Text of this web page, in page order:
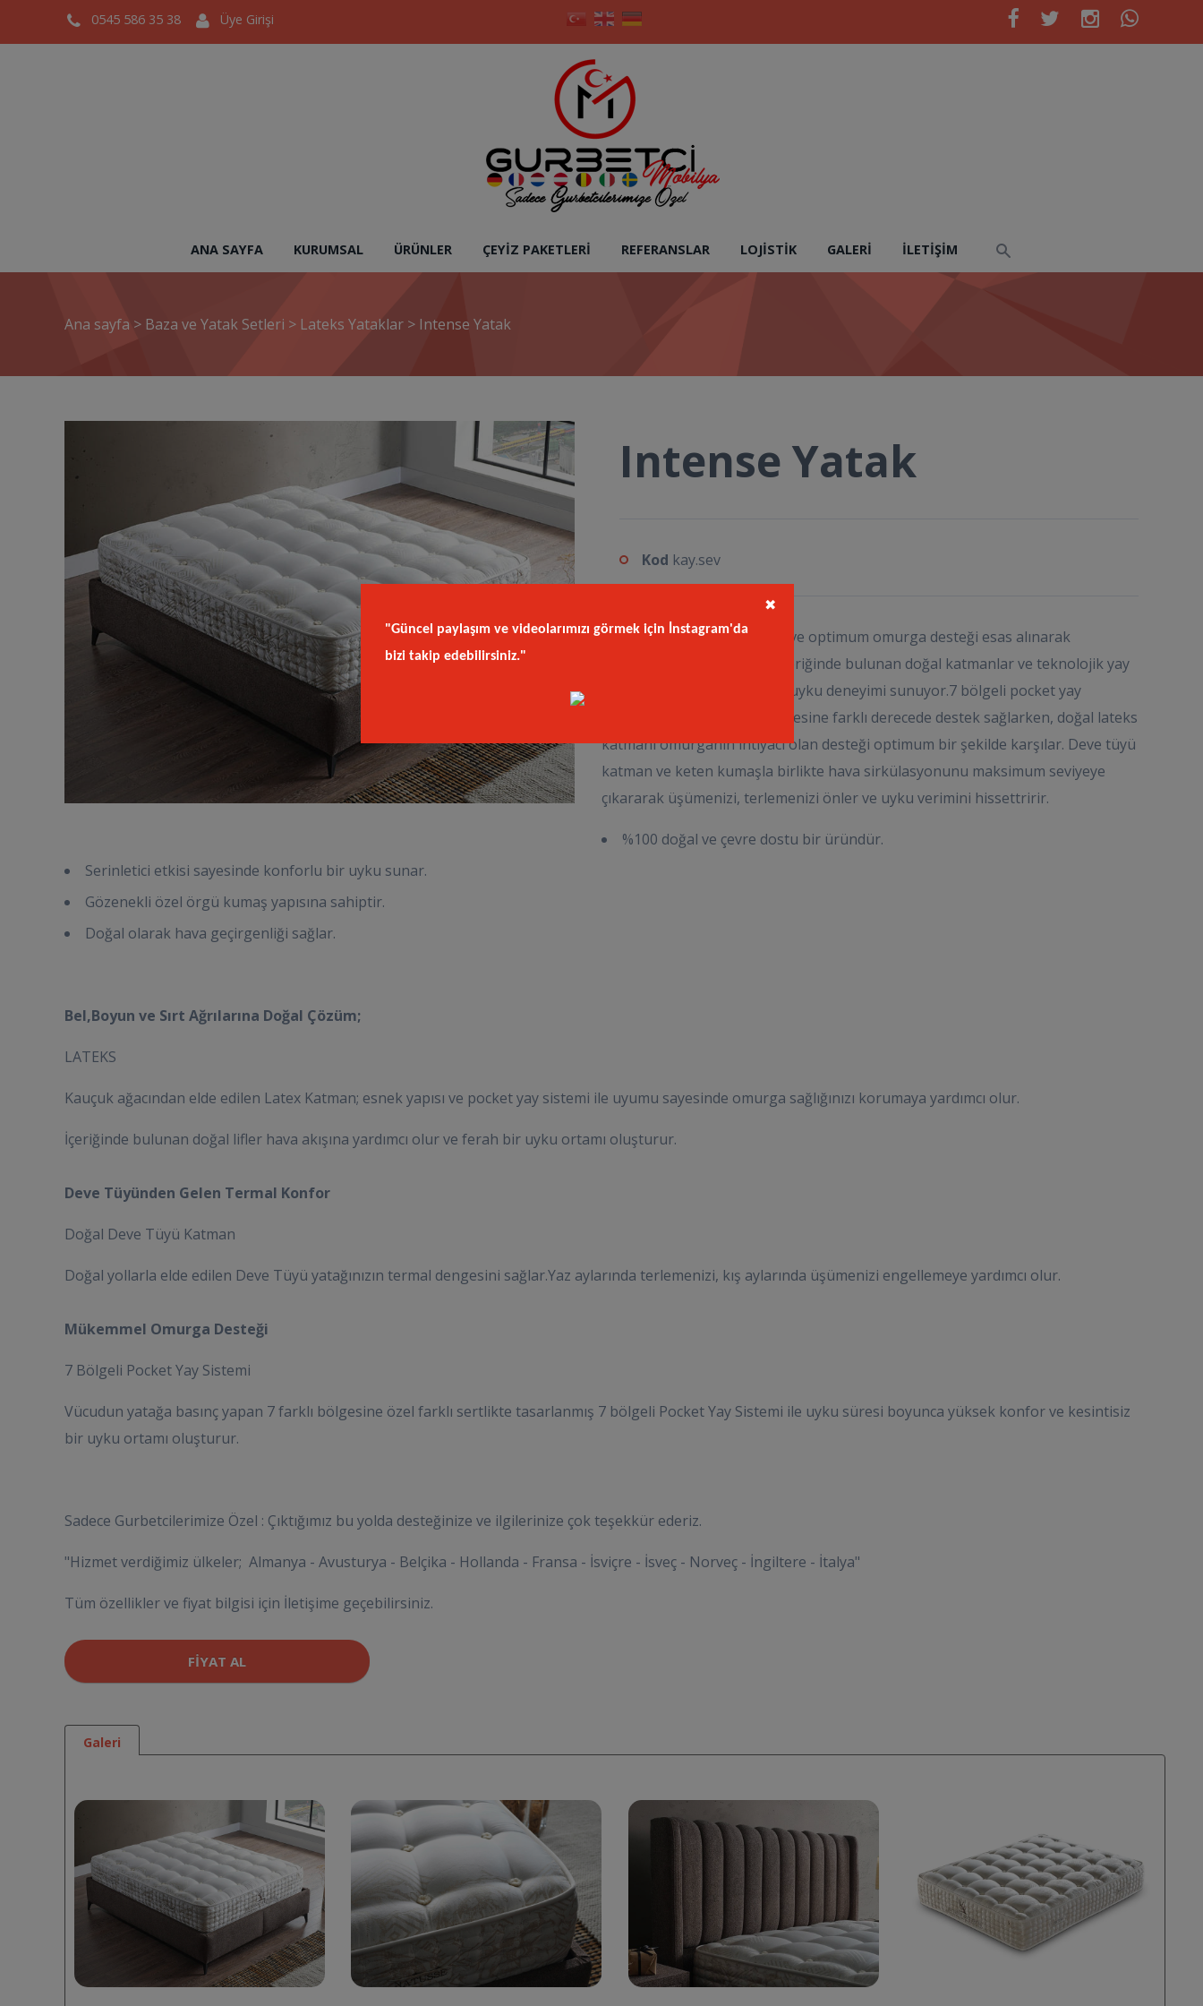
0545 586 35 38 Üye Girişi
ANA SAYFA KURUMSAL ÜRÜNLER ÇEYIZ PAKETLERI REFERANSLAR LOJISTIK GALERI İLETIŞIM
Ana sayfa > Baza ve Yatak Setleri > Lateks Yataklar > Intense Yatak
Intense Yatak
Kod kay.sev
Temelde hava sirkülasyonu ve optimum omurga desteği esas alınarak
tasarlanan Intense Yatak, içeriğinde bulunan doğal katmanlar ve teknolojik yay
sistemleriyle mükemmel bir uyku deneyimi sunuyor.7 bölgeli pocket yay
teknolojisi vücudun her bölgesine farklı derecede destek sağlarken, doğal lateks
katmanı omurganın ihtiyacı olan desteği optimum bir şekilde karşılar. Deve tüyü
katman ve keten kumaşla birlikte hava sirkülasyonunu maksimum seviyeye
çıkararak üşümenizi, terlemenizi önler ve uyku verimini hissettririr.
%100 doğal ve çevre dostu bir üründür.
Serinletici etkisi sayesinde konforlu bir uyku sunar.
Gözenekli özel örgü kumaş yapısına sahiptir.
Doğal olarak hava geçirgenliği sağlar.
Bel,Boyun ve Sırt Ağrılarına Doğal Çözüm;
LATEKS
Kauçuk ağacından elde edilen Latex Katman; esnek yapısı ve pocket yay sistemi ile uyumu sayesinde omurga sağlığınızı korumaya yardımcı olur.
İçeriğinde bulunan doğal lifler hava akışına yardımcı olur ve ferah bir uyku ortamı oluşturur.
Deve Tüyünden Gelen Termal Konfor
Doğal Deve Tüyü Katman
Doğal yollarla elde edilen Deve Tüyü yatağınızın termal dengesini sağlar.Yaz aylarında terlemenizi, kış aylarında üşümenizi engellemeye yardımcı olur.
Mükemmel Omurga Desteği
7 Bölgeli Pocket Yay Sistemi
Vücudun yatağa basınç yapan 7 farklı bölgesine özel farklı sertlikte tasarlanmış 7 bölgeli Pocket Yay Sistemi ile uyku süresi boyunca yüksek konfor ve kesintisiz
bir uyku ortamı oluşturur.
Sadece Gurbetcilerimize Özel : Çıktığımız bu yolda desteğinize ve ilgilerinize çok teşekkür ederiz.
"Hizmet verdiğimiz ülkeler; Almanya - Avusturya - Belçika - Hollanda - Fransa - İsviçre - İsveç - Norveç - İngiltere - İtalya"
Tüm özellikler ve fiyat bilgisi için İletişime geçebilirsiniz.
FIYAT AL
Galeri
"Güncel paylaşım ve videolarımızı görmek için İnstagram'da
bizi takip edebilirsiniz."
✖